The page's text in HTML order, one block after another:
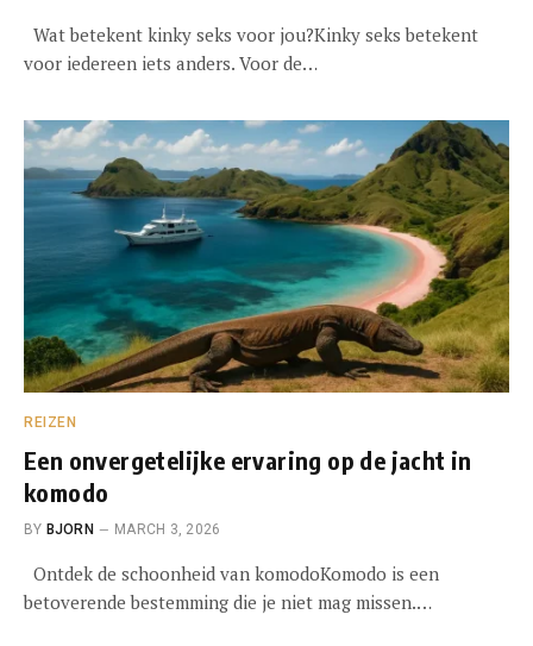
Wat betekent kinky seks voor jou?Kinky seks betekent
voor iedereen iets anders. Voor de…
REIZEN
Een onvergetelijke ervaring op de jacht in
komodo
BY BJORN MARCH 3, 2026
Ontdek de schoonheid van komodoKomodo is een
betoverende bestemming die je niet mag missen.…